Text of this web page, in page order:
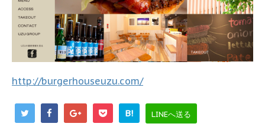
http://burgerhouseuzu.com/
B! LINEへ送る